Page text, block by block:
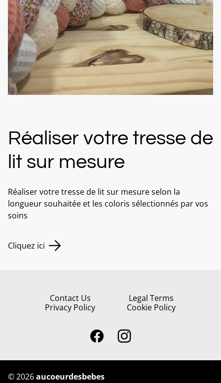
Réaliser votre tresse de
lit sur mesure
Réaliser votre tresse de lit sur mesure selon la
longueur souhaitée et les coloris sélectionnés par vos
soins
Cliquez ici
Contact Us
Legal Terms
Privacy Policy
Cookie Policy
©2026aucoeurdesbebes